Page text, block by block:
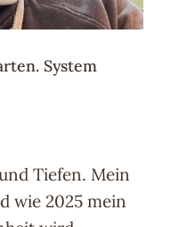
System
Tiefen. Mein
wie 2025 mein